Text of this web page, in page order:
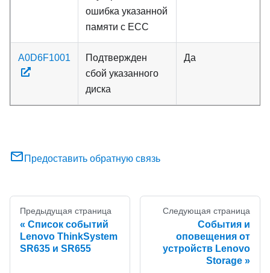
ошибка указанной
памяти с ECC
A0D6F1001
Подтвержден
сбой указанного
диска
Да
Предоставить обратную связь
Предыдущая страница
Список событий
Lenovo ThinkSystem
SR635 и SR655
Следующая страница
События и
оповещения от
устройств Lenovo
Storage